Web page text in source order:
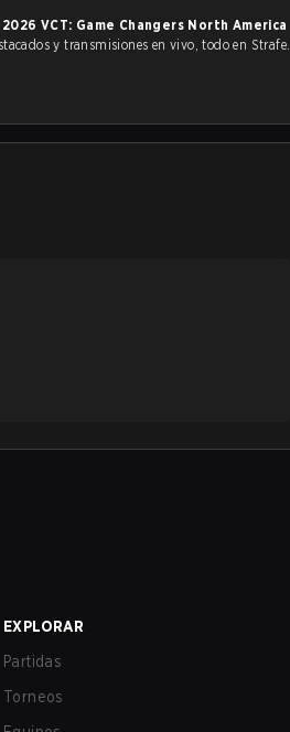
2026 VCT: Game Changers North America
destacados y transmisiones en vivo, todo en Strafe.
EXPLORAR
Partidas
Torneos